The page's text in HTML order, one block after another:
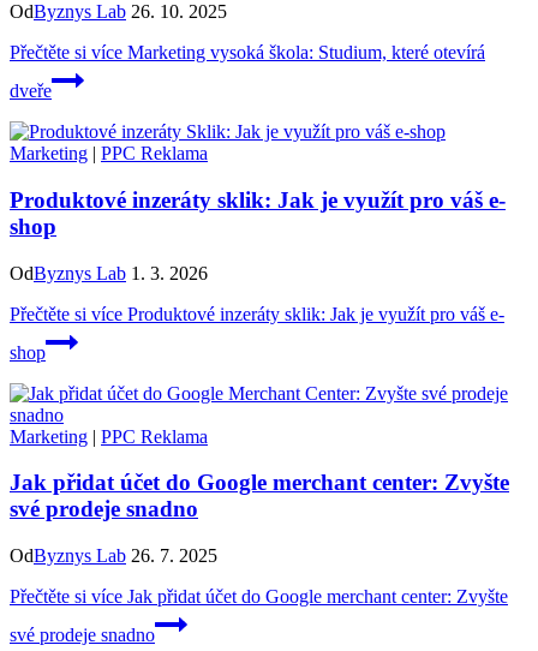
OdByznys Lab 26. 10. 2025
Přečtěte si více Marketing vysoká škola: Studium, které otevírá
dveře
Marketing | PPC Reklama
Produktové inzeráty sklik: Jak je využít pro váš e-
shop
OdByznys Lab 1. 3. 2026
Přečtěte si více Produktové inzeráty sklik: Jak je využít pro váš e-
shop
Marketing | PPC Reklama
Jak přidat účet do Google merchant center: Zvyšte
své prodeje snadno
OdByznys Lab 26. 7. 2025
Přečtěte si více Jak přidat účet do Google merchant center: Zvyšte
své prodeje snadno